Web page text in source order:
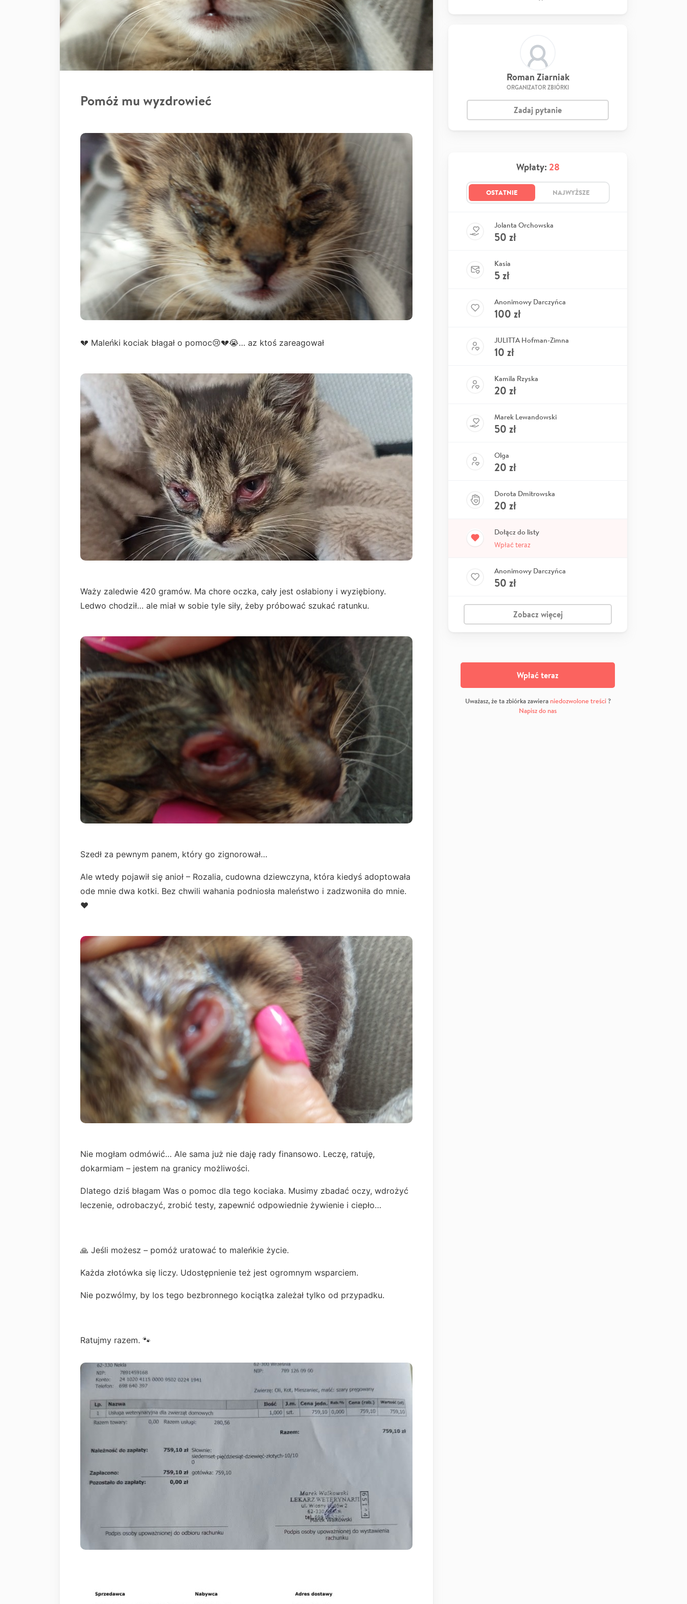
Pomóż mu wyzdrowieć
💔 Maleńki kociak błagał o pomoc😢💔😭… az ktoś zareagował
Waży zaledwie 420 gramów. Ma chore oczka, cały jest osłabiony i wyziębiony.
Ledwo chodził… ale miał w sobie tyle siły, żeby próbować szukać ratunku.
Szedł za pewnym panem, który go zignorował…
Ale wtedy pojawił się anioł – Rozalia, cudowna dziewczyna, która kiedyś adoptowała
ode mnie dwa kotki. Bez chwili wahania podniosła maleństwo i zadzwoniła do mnie.
♥️
Nie mogłam odmówić… Ale sama już nie daję rady finansowo. Leczę, ratuję,
dokarmiam – jestem na granicy możliwości.
Dlatego dziś błagam Was o pomoc dla tego kociaka. Musimy zbadać oczy, wdrożyć
leczenie, odrobaczyć, zrobić testy, zapewnić odpowiednie żywienie i ciepło…
🙏 Jeśli możesz – pomóż uratować to maleńkie życie.
Każda złotówka się liczy. Udostępnienie też jest ogromnym wsparciem.
Nie pozwólmy, by los tego bezbronnego kociątka zależał tylko od przypadku.
Ratujmy razem. 🐾
Roman Ziarniak
ORGANIZATOR ZBIÓRKI
Zadaj pytanie
Wpłaty: 28
OSTATNIE NAJWYŻSZE
Jolanta Orchowska
50 zł
Kasia
5zł
Anonimowy Darczyńca
100 zł
JULITTA Hofman-Zimna
10 zł
Kamila Rzyska
20 zł
Marek Lewandowski
50 zł
Olga
20 zł
Dorota Dmitrowska
20 zł
Dołącz do listy
Wpłać teraz
Anonimowy Darczyńca
50 zł
Zobacz więcej
Wpłać teraz
Uważasz, że ta zbiórka zawiera niedozwolone treści?
Napisz do nas